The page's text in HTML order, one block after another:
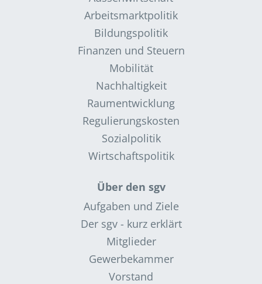
Arbeitsmarktpolitik
Bildungspolitik
Finanzen und Steuern
Mobilität
Nachhaltigkeit
Raumentwicklung
Regulierungskosten
Sozialpolitik
Wirtschaftspolitik
Über den sgv
Aufgaben und Ziele
Der sgv - kurz erklärt
Mitglieder
Gewerbekammer
Vorstand